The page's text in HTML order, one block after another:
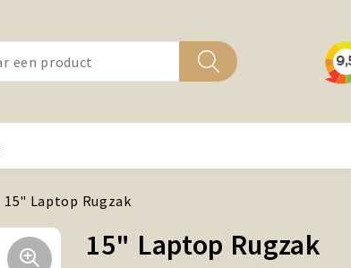
15" Laptop Rugzak
15" Laptop Rugzak